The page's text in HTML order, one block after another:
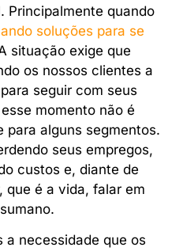
Principalmente quando
soluções para se
situação exige que
os nossos clientes a
seguir com seus
momento não é
para alguns segmentos.
seus empregos,
custos e, diante de
que é a vida, falar em
a necessidade que os